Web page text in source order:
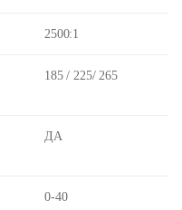
2500:1
185 / 225/ 265
ДА
0-40